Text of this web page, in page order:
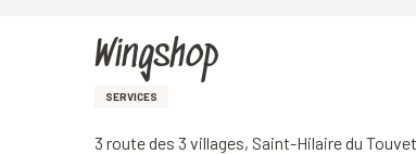
Wingshop
SERVICES
3 route des 3 villages, Saint-Hilaire du